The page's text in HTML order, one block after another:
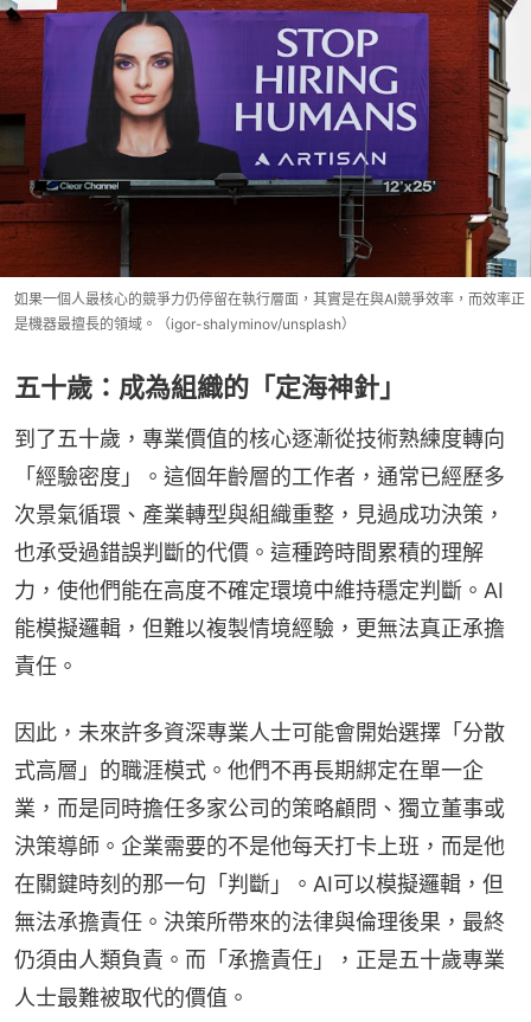
如果一個人最核心的競爭力仍停留在執行層面，其實是在與AI競爭效率，而效率正
是機器最擅長的領域。（igor-shalyminov/unsplash）
五十歲：成為組織的「定海神針」
到了五十歲，專業價值的核心逐漸從技術熟練度轉向
「經驗密度」。這個年齡層的工作者，通常已經歷多
次景氣循環、產業轉型與組織重整，見過成功決策，
也承受過錯誤判斷的代價。這種跨時間累積的理解
力，使他們能在高度不確定環境中維持穩定判斷。AI
能模擬邏輯，但難以複製情境經驗，更無法真正承擔
責任。
因此，未來許多資深專業人士可能會開始選擇「分散
式高層」的職涯模式。他們不再長期綁定在單一企
業，而是同時擔任多家公司的策略顧問、獨立董事或
決策導師。企業需要的不是他每天打卡上班，而是他
在關鍵時刻的那一句「判斷」。AI可以模擬邏輯，但
無法承擔責任。決策所帶來的法律與倫理後果，最終
仍須由人類負責。而「承擔責任」，正是五十歲專業
人士最難被取代的價值。